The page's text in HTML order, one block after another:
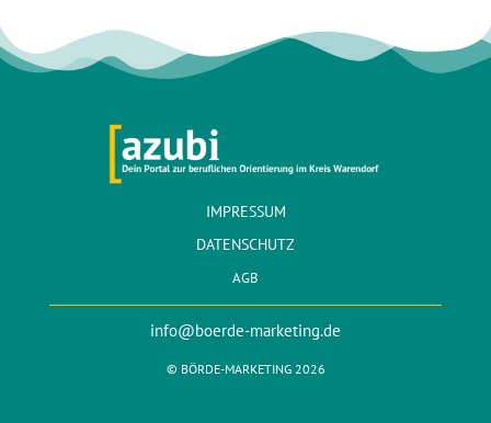
IMPRESSUM
DATENSCHUTZ
AGB
info@boerde-marketing.de
© BÖRDE-MARKETING 2026